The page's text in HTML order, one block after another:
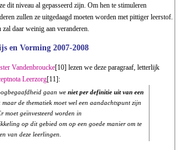
dit niveau al gepasseerd zijn. Om hen te stimuleren
zullen ze uitgedaagd moeten worden met pittiger leerstof.
daar weinig aan veranderen.
en Vorming 2007-2008
Vandenbroucke[10] lezen we deze paragraaf, letterlijk
Leerzorg[11]:
gaan we niet per definitie uit van een
maar de thematiek moet wel een aandachtspunt zijn
moet geïnvesteerd worden in
op dit gebied om op een goede manier om te
van deze leerlingen.